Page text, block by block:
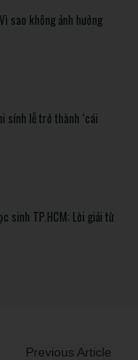
sao không ảnh hưởng
sính lễ trở thành ‘cái
sinh TP.HCM: Lời giải từ
Previous Article